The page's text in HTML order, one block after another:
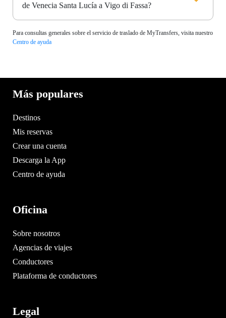
de Venecia Santa Lucía a Vigo di Fassa?
Para consultas generales sobre el servicio de traslado de MyTransfers, visita nuestro
Centro de ayuda
Más populares
Destinos
Mis reservas
Crear una cuenta
Descarga la App
Centro de ayuda
Oficina
Sobre nosotros
Agencias de viajes
Conductores
Plataforma de conductores
Legal